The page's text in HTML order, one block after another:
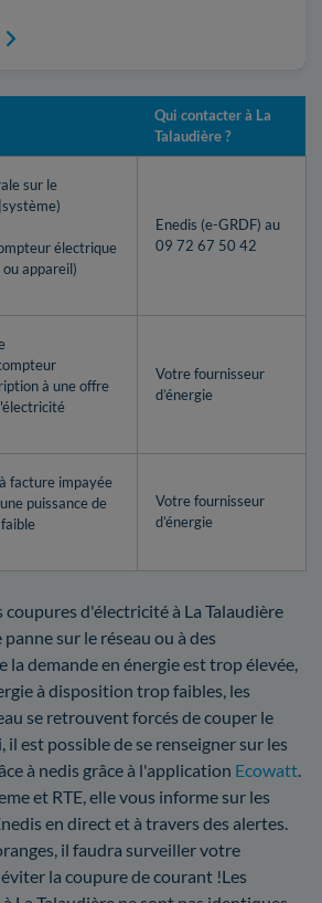
Qui contacter à La
Talaudière ?
sur le
électrique
appareil)
Enedis (e-GRDF) au
09 72 67 50 42
à une offre
Votre fournisseur
d’énergie
facture impayée
puissance de
Votre fournisseur
d’énergie
coupures d'électricité à La Talaudière
sur le réseau ou à des
la demande en énergie est trop élevée,
à disposition trop faibles, les
se retrouvent forcés de couper le
est possible de se renseigner sur les
à nedis grâce à l'application Ecowatt.
et RTE, elle vous informe sur les
en direct et à travers des alertes.
il faudra surveiller votre
la coupure de courant !Les